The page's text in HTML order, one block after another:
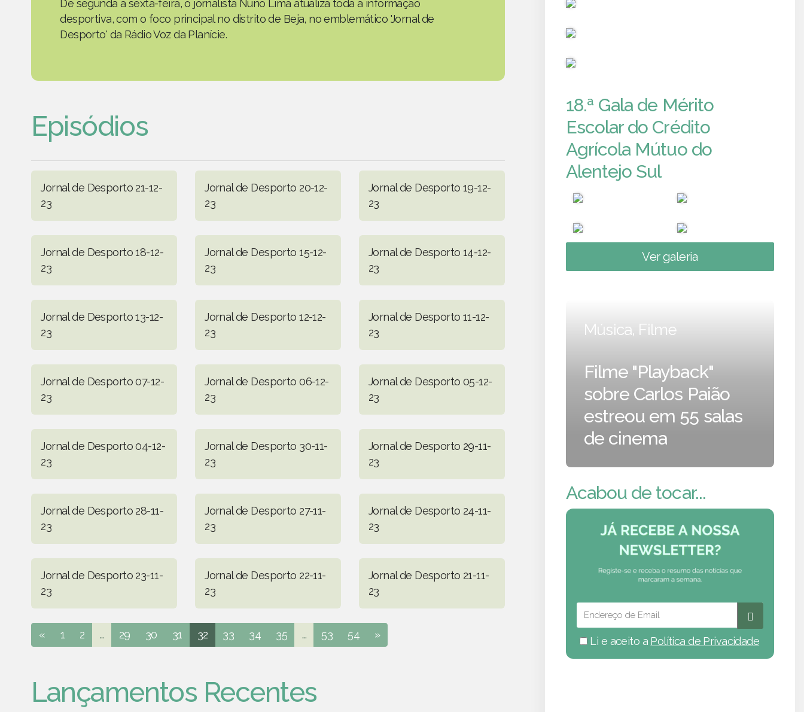
De segunda a sexta-feira, o jornalista Nuno Lima atualiza toda a informação
desportiva, com o foco principal no distrito de Beja, no emblemático 'Jornal de
Desporto' da Rádio Voz da Planície.
Episódios
Jornal de Desporto 21-12-
23
Jornal de Desporto 20-12-
23
Jornal de Desporto 19-12-
23
Jornal de Desporto 18-12-
23
Jornal de Desporto 15-12-
23
Jornal de Desporto 14-12-
23
Jornal de Desporto 13-12-
23
Jornal de Desporto 12-12-
23
Jornal de Desporto 11-12-
23
Jornal de Desporto 07-12-
23
Jornal de Desporto 06-12-
23
Jornal de Desporto 05-12-
23
Jornal de Desporto 04-12-
23
Jornal de Desporto 30-11-
23
Jornal de Desporto 29-11-
23
Jornal de Desporto 28-11-
23
Jornal de Desporto 27-11-
23
Jornal de Desporto 24-11-
23
Jornal de Desporto 23-11-
23
Jornal de Desporto 22-11-
23
Jornal de Desporto 21-11-
23
« 1 2 ... 29 30 31 32 33 34 35 ... 53 54 »
Lançamentos Recentes
18.ª Gala de Mérito
Escolar do Crédito
Agrícola Mútuo do
Alentejo Sul
Ver galeria
Música, Filme
Filme "Playback"
sobre Carlos Paião
estreou em 55 salas
de cinema
Acabou de tocar...
Li e aceito a Política de Privacidade